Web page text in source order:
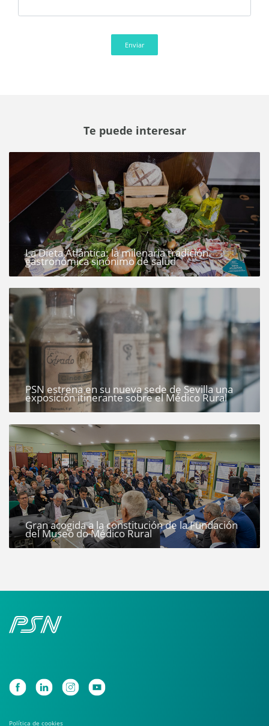
Enviar
Te puede interesar
La Dieta Atlántica: la milenaria tradición
gastronómica sinónimo de salud
PSN estrena en su nueva sede de Sevilla una
exposición itinerante sobre el Médico Rural
Gran acogida a la constitución de la Fundación
del Museo do Médico Rural
Política de cookies